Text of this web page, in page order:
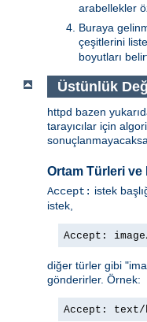
arabellekler
Buraya
çeşitlerini
boyutları
Üstünlük
httpd bazen
tarayıcılar için
sonuçlanmayacaksa
Ortam Türleri ve
Accept: istek
istek,
Accept:
diğer türler gibi
gönderirler. Örnek:
Accept: